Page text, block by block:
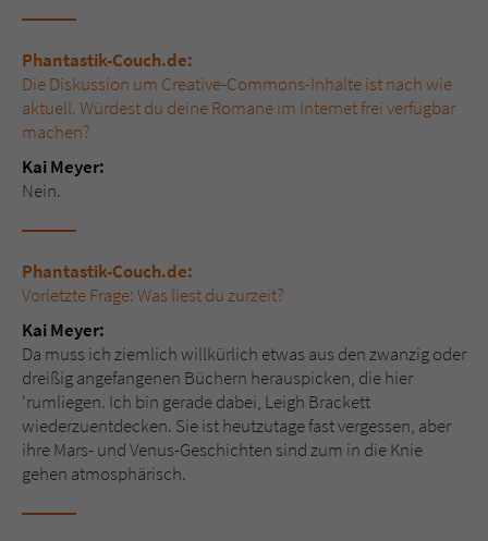
Phantastik-Couch.de:
Die Diskussion um Creative-Commons-Inhalte ist nach wie
aktuell. Würdest du deine Romane im Internet frei verfügbar
machen?
Kai Meyer:
Nein.
Phantastik-Couch.de:
Vorletzte Frage: Was liest du zurzeit?
Kai Meyer:
Da muss ich ziemlich willkürlich etwas aus den zwanzig oder
dreißig angefangenen Büchern herauspicken, die hier
'rumliegen. Ich bin gerade dabei, Leigh Brackett
wiederzuentdecken. Sie ist heutzutage fast vergessen, aber
ihre Mars- und Venus-Geschichten sind zum in die Knie
gehen atmosphärisch.